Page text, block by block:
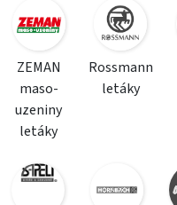
ZEMAN
maso-
uzeniny
letáky
Rossmann
letáky